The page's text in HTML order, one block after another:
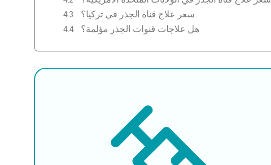
سعر علاج قناة الجذر في تركيا؟
هل علاجات قنوات الجذر مؤلمة؟